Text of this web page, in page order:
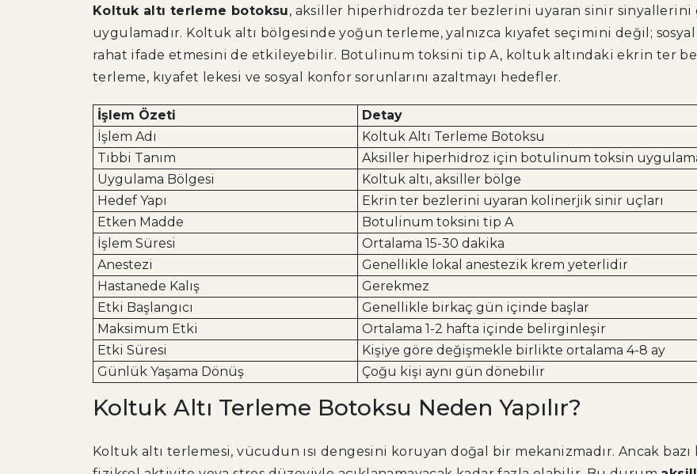
Koltuk altı terleme botoksu, aksiller hiperhidrozda ter bezlerini uyaran sinir
uygulamadır. Koltuk altı bölgesinde yoğun terleme, yalnızca kıyafet seçimini değil; sosyal
rahat ifade etmesini de etkileyebilir. Botulinum toksini tip A, koltuk altındaki ekrin ter
terleme, kıyafet lekesi ve sosyal konfor sorunlarını azaltmayı hedefler.
İşlem Özeti
Detay
İşlem Adı
Koltuk Altı Terleme Botoksu
Tıbbi Tanım
Aksiller hiperhidroz için botulinum toksin
Uygulama Bölgesi
Koltuk altı, aksiller bölge
Hedef Yapı
Ekrin ter bezlerini uyaran kolinerjik sinir uçları
Etken Madde
Botulinum toksini tip A
İşlem Süresi
Ortalama 15-30 dakika
Anestezi
Genellikle lokal anestezik krem yeterlidir
Hastanede Kalış
Gerekmez
Etki Başlangıcı
Genellikle birkaç gün içinde başlar
Maksimum Etki
Ortalama 1-2 hafta içinde belirginleşir
Etki Süresi
Kişiye göre değişmekle birlikte ortalama 4-8 ay
Günlük Yaşama Dönüş
Çoğu kişi aynı gün dönebilir
Koltuk Altı Terleme Botoksu Neden Yapılır?
Koltuk altı terlemesi, vücudun ısı dengesini koruyan doğal bir mekanizmadır. Ancak